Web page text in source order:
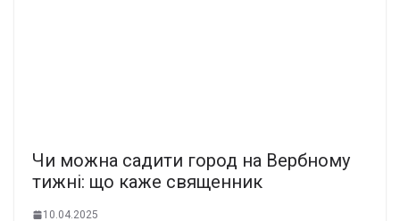
Чи можна садити город на Вербному
тижні: що каже священник
10.04.2025